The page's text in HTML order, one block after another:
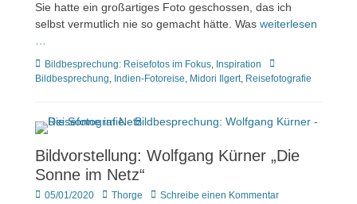
Sie hatte ein großartiges Foto geschossen, das ich
selbst vermutlich nie so gemacht hätte. Was weiterlesen
Kategorien
Bildbesprechung: Reisefotos im Fokus, Inspiration
Tags
Bildbesprechung, Indien-Fotoreise, Midori Ilgert, Reisefotografie
Bildvorstellung: Wolfgang Kürner „Die
Sonne im Netz“
Veröffentlicht
05/01/2020 Author
Thorge Schreibe einen Kommentar